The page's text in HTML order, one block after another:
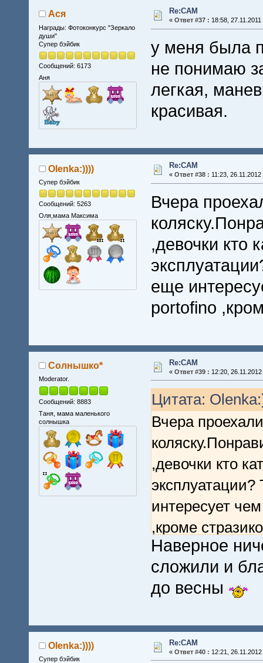
Ася
Награды: Фотоконкурс "Зеркало
души"
Супер бэйбик
Сообщений: 6173
Аня
Re:CAM
« Ответ #37 : 18:58, 27.11.2011
у меня была
не понимаю
легкая,
красивая.
Olenka:))))
Супер бэйбик
Сообщений: 5263
Оля,мама Максима
Re:CAM
« Ответ #38 : 11:23, 26.11.2012
Вчера
,девочки кто
еще
portofino
Солнышко*
Moderator.
Сообщений: 8883
Таня, мама маленького
солнышка
Re:CAM
« Ответ #39 : 12:20, 26.11.2012
Цитата:
Вчера
,девочки кто
интересует
,кроме
Наверное
сложили и
до весны
Olenka:))))
Супер бэйбик
Re:CAM
« Ответ #40 : 12:21, 26.11.2012